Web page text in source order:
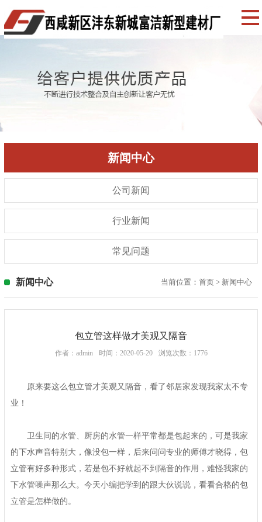
新闻中心
公司新闻
行业新闻
常见问题
新闻中心 当前位置： 首页 > 新闻中心
包立管这样做才美观又隔音
作者：admin 时间：2020-05-20 浏览次数：1776
原来要这么包立管才美观又隔音，看了邻居家发现我家太不专
业！
卫生间的水管、厨房的水管一样平常都是包起来的，可是我家
的下水声音特别大，像没包一样，后来问问专业的师傅才晓得，包
立管有好多种形式，若是包不好就起不到隔音的作用，难怪我家的
下水管噪声那么大。今天小编把学到的跟大伙说说，看看合格的包
立管是怎样做的。